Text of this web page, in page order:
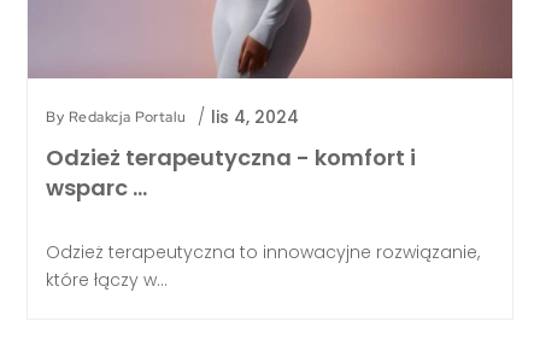
By Redakcja Portalu / lis 4, 2024
Odzież terapeutyczna - komfort i
wsparc …
Odzież terapeutyczna to innowacyjne rozwiązanie,
które łączy w...